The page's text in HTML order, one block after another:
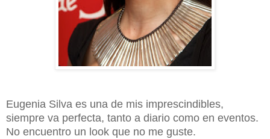
Eugenia Silva es una de mis imprescindibles,
siempre va perfecta, tanto a diario como en eventos.
No encuentro un look que no me guste.